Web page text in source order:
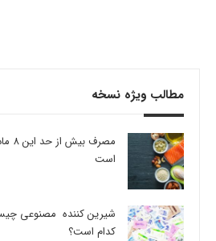
مطالب ویژه نسخه
است
شیرین کننده مصنوعی
کدام است؟